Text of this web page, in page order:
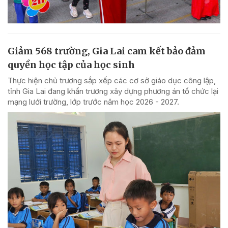
Giảm 568 trường, Gia Lai cam kết bảo đảm
quyền học tập của học sinh
Thực hiện chủ trương sắp xếp các cơ sở giáo dục công lập,
tỉnh Gia Lai đang khẩn trương xây dựng phương án tổ chức lại
mạng lưới trường, lớp trước năm học 2026 - 2027.